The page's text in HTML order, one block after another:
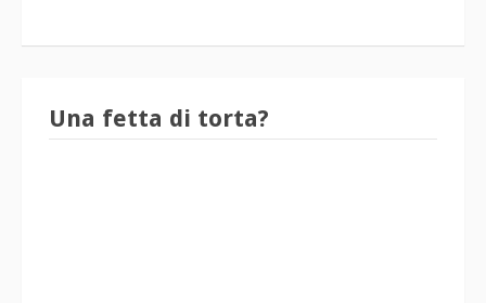
Una fetta di torta?